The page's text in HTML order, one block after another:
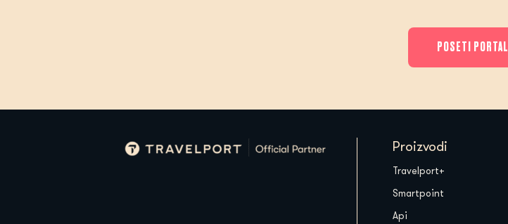
POSETI PORTAL
Proizvodi
Travelport+
Smartpoint
Api